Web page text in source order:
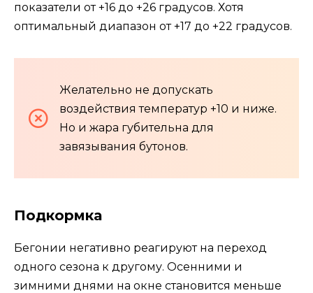
показатели от +16 до +26 градусов. Хотя
оптимальный диапазон от +17 до +22 градусов.
Желательно не допускать
воздействия температур +10 и ниже.
Но и жара губительна для
завязывания бутонов.
Подкормка
Бегонии негативно реагируют на переход
одного сезона к другому. Осенними и
зимними днями на окне становится меньше